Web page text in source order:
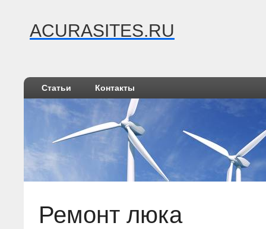
ACURASITES.RU
Статьи Контакты
Ремонт люка